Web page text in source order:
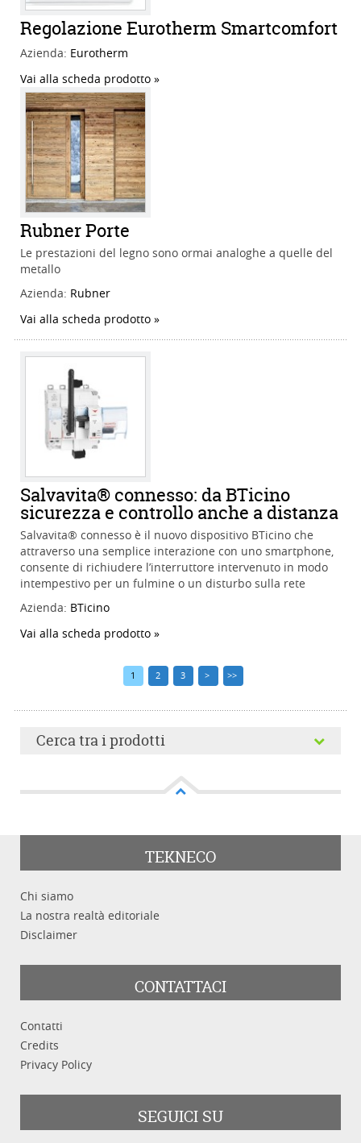
Regolazione Eurotherm Smartcomfort
Azienda: Eurotherm
Vai alla scheda prodotto
Rubner Porte
Le prestazioni del legno sono ormai analoghe a quelle del
metallo
Azienda: Rubner
Vai alla scheda prodotto
Salvavita® connesso: da BTicino
sicurezza e controllo anche a distanza
Salvavita® connesso è il nuovo dispositivo BTicino che
attraverso una semplice interazione con uno smartphone,
consente di richiudere l’interruttore intervenuto in modo
intempestivo per un fulmine o un disturbo sulla rete
Azienda: BTicino
Vai alla scheda prodotto
1 2 3 > >>
Cerca tra i prodotti
Cerca tra i prodotti
Categoria
TEKNECO
Chi siamo
La nostra realtà editoriale
Disclaimer
CONTATTACI
Contatti
Credits
Privacy Policy
SEGUICI SU